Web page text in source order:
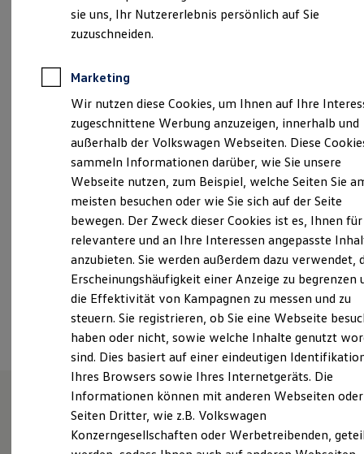
Direktkunden
Sonderfahrzeuge
Anpfiff zum Gewinn
Elektroautos
ID. Tutorials
Elektrofahrzeugkonzepte
Reichweite
Reichweite der ID. Modelle
Reichweite im Winter
Laden
Laden unterwegs
Laden Zuhause
Ladestationen finden
Ladezeitensimulator
Batterie
Sicherheit
Garantie und Lebensdauer
Nachhaltigkeit
Technologie
Kosten und Kauf
Verbrauchskosten
Kaufoptionen
E-Auto-Förderung
Software und Konnektivität
ID. Software Versionen und Updates
Digitale Extras
Schnittstellen zu Ihrem ID.
nfz.lueneburg@maz-gruppe.de
+49 4131 744400
Über WhatsApp kontaktieren
Montag Freitag 07:00 18:00
Samstag
09:00-13:00 Uhr
Sonntag
Geschlossen
Ansprechpartner
Autozentrum Uelzener
sie uns, Ihr Nutzererlebnis persönlich auf Sie
zuzuschneiden.
Marketing
Wir nutzen diese Cookies, um Ihnen auf Ihre
zugeschnittene Werbung anzuzeigen, innerhalb und
außerhalb der Volkswagen Webseiten. Diese
sammeln Informationen darüber, wie Sie unsere
Webseite nutzen, zum Beispiel, welche Seiten Sie
meisten besuchen oder wie Sie sich auf der Seite
bewegen. Der Zweck dieser Cookies ist es, Ihnen für
relevantere und an Ihre Interessen angepasste
anzubieten. Sie werden außerdem dazu verwendet,
Erscheinungshäufigkeit einer Anzeige zu begrenzen
die Effektivität von Kampagnen zu messen und zu
steuern. Sie registrieren, ob Sie eine Webseite
haben oder nicht, sowie welche Inhalte genutzt
sind. Dies basiert auf einer eindeutigen
Ihres Browsers sowie Ihres Internetgeräts. Die
Informationen können mit anderen Webseiten oder
Seiten Dritter, wie z.B. Volkswagen
Konzerngesellschaften oder Werbetreibenden,